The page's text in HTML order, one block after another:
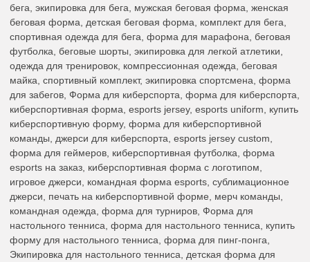
бега, экипировка для бега, мужская беговая форма, женская
беговая форма, детская беговая форма, комплект для бега,
спортивная одежда для бега, форма для марафона, беговая
футболка, беговые шорты, экипировка для легкой атлетики,
одежда для тренировок, компрессионная одежда, беговая
майка, спортивный комплект, экипировка спортсмена, форма
для забегов, Форма для киберспорта, форма для киберспорта,
киберспортивная форма, esports jersey, esports uniform, купить
киберспортивную форму, форма для киберспортивной
команды, джерси для киберспорта, esports jersey custom,
форма для геймеров, киберспортивная футболка, форма
esports на заказ, киберспортивная форма с логотипом,
игровое джерси, командная форма esports, сублимационное
джерси, печать на киберспортивной форме, мерч команды,
командная одежда, форма для турниров, Форма для
настольного тенниса, форма для настольного тенниса, купить
форму для настольного тенниса, форма для пинг-понга,
Экипировка для настольного тенниса, детская форма для